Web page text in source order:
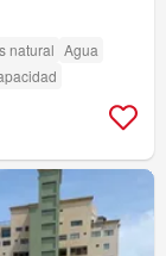
natural Agua